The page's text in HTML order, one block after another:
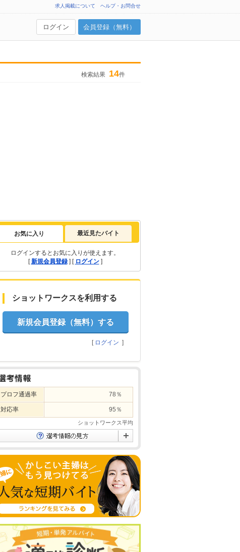
求人掲載について ヘルプ・お問合せ
ログイン 会員登録（無料）
検索結果 14件
お気に入り 最近見たバイト
ログインするとお気に入りが使えます。
[新規会員登録] [ ログイン]
ショットワークスを利用する
新規会員登録（無料）する
[ ログイン ]
プロフ通過率 78％
対応率 95％
ショットワークス平均